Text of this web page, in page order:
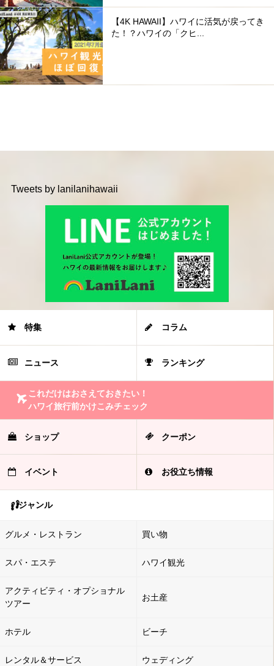
【4K HAWAII】ハワイに活気が戻ってき
た！？ハワイの「クヒ...
Tweets by lanilanihawaii
特集 コラム
ニュース ランキング
これだけはおさえておきたい！
ハワイ旅行前かけこみチェック
ショップ クーポン
イベント お役立ち情報
ジャンル
グルメ・レストラン 買い物
スパ・エステ ハワイ観光
アクティビティ・オプショナル
ツアー
お土産
ホテル ビーチ
レンタル＆サービス ウェディング